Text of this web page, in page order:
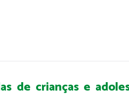
de crianças e